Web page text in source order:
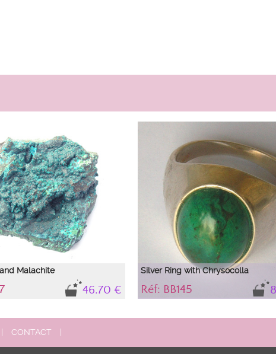
Malachite
46.70 €
Silver Ring with Chrysocolla
Réf: BB145
CONTACT